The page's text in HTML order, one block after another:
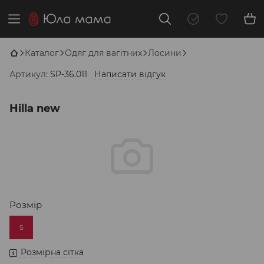
Каталог Одяг для вагітних Лосини
Артикул: SP-36.011 Написати відгук
Hilla new
Розмір
S
Розмірна сітка